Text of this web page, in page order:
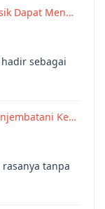
Dapat Men…
sebagai
Ke…
tanpa